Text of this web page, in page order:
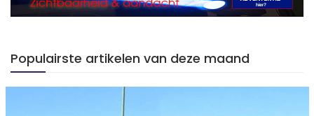
Populairste artikelen van deze maand